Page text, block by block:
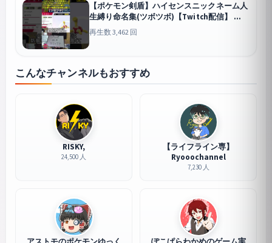
【ポケモン剣盾】ハイセンスニックネーム人
生縛り命名集(ツボツボ)【Twitch配信】
剣盾
再生数 3,462 回
こんなチャンネルもおすすめ
RISKY,
24,500 人
【ライフライン専】
Ryooochannel
7,230 人